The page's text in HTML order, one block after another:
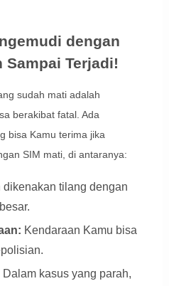
dengan
Sampai Terjadi!
sudah mati adalah
berakibat fatal. Ada
bisa Kamu terima jika
SIM mati, di antaranya:
dikenakan tilang dengan
Kendaraan Kamu bisa
Dalam kasus yang parah,